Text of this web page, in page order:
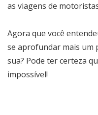
as viagens de
Agora que você
se aprofundar mais um
sua? Pode ter certeza
impossível!